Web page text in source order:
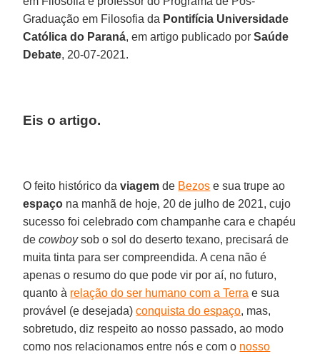
Graduação em Filosofia da Pontifícia Universidade
Católica do Paraná, em artigo publicado porSaúde
Debate, 20-07-2021.
Eis o artigo.
O feito histórico daviagem de Bezos e sua trupe ao
espaço na manhã de hoje, 20 de julho de 2021, cujo
sucesso foi celebrado com champanhe cara e chapéu
decowboysob o sol do deserto texano, precisará de
muita tinta para ser compreendida. A cena não é
apenas o resumo do que pode vir por aí, no futuro,
quanto à relação do ser humano com a Terra e sua
provável (e desejada)conquista do espaço, mas,
sobretudo, diz respeito ao nosso passado, ao modo
como nos relacionamos entre nós e com o nosso